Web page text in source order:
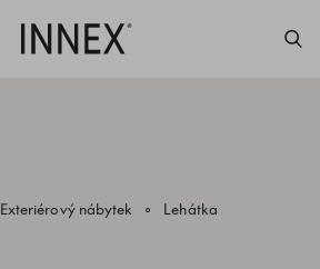
Exteriérový nábytek Lehátka